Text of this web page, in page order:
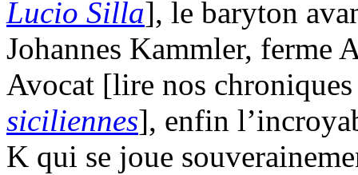
Lucio Silla], le baryton
Johannes Kammler, ferme
Avocat [lire nos chroniques
siciliennes], enfin
K qui se joue